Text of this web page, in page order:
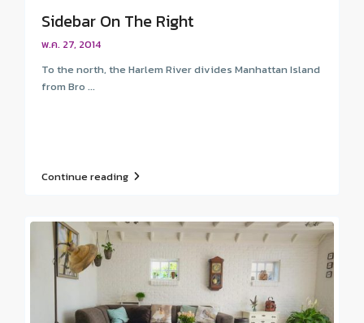
Sidebar On The Right
พ.ค. 27, 2014
To the north, the Harlem River divides Manhattan Island
from Bro ...
Continue reading